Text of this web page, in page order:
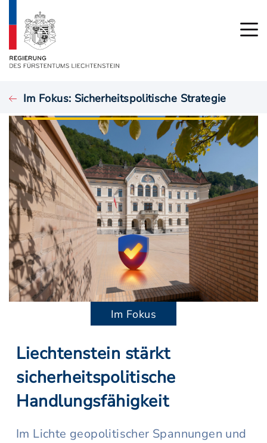
Im Fokus: Sicherheitspolitische Strategie
Im Fokus
Liechtenstein stärkt
sicherheitspolitische
Handlungsfähigkeit
Im Lichte geopolitischer Spannungen und